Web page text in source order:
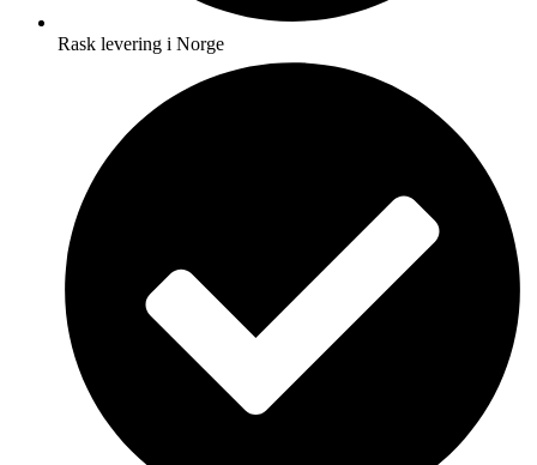
Rask levering i Norge